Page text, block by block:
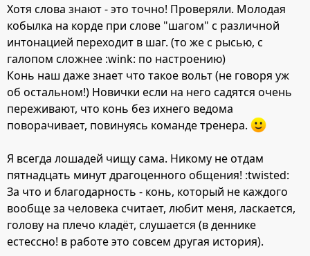
Хотя слова знают - это точно! Проверяли. Молодая
кобылка на корде при слове "шагом" с различной
интонацией переходит в шаг. (то же с рысью, с
галопом сложнее :wink: по настроению)
Конь наш даже знает что такое вольт (не говоря уж
об остальном!) Новички если на него садятся очень
переживают, что конь без ихнего ведома
поворачивает, повинуясь команде тренера.
Я всегда лошадей чищу сама. Никому не отдам
пятнадцать минут драгоценного общения! :twisted:
За что и благодарность - конь, который не каждого
вообще за человека считает, любит меня, ласкается,
голову на плечо кладёт, слушается (в деннике
естессно! в работе это совсем другая история).